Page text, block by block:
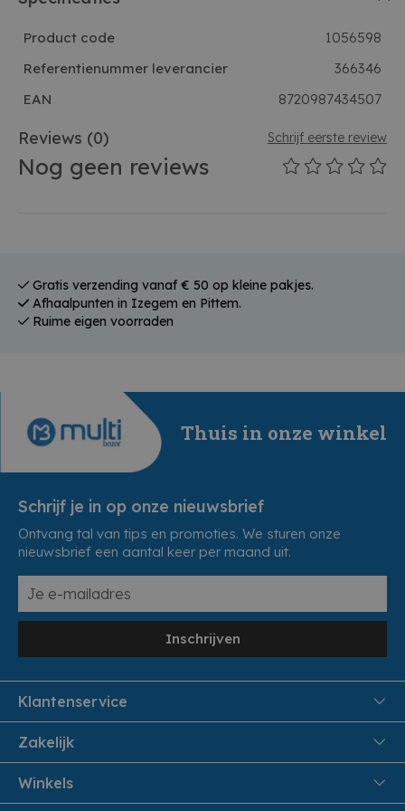
Product code
1056598
Referentienummer leverancier
366346
EAN
8720987434507
Reviews (0) Schrijf eerste review
Nog geen reviews
Gratis verzending vanaf € 50 op kleine pakjes.
Afhaalpunten in Izegem en Pittem.
Ruime eigen voorraden
Thuis in onze winkel
Schrijf je in op onze nieuwsbrief
Ontvang tal van tips en promoties. We sturen onze
nieuwsbrief een aantal keer per maand uit.
Inschrijven
Klantenservice
FAQ
Veiligheid en Privacy
Zakelijk
Samenwoonactie
Winkels